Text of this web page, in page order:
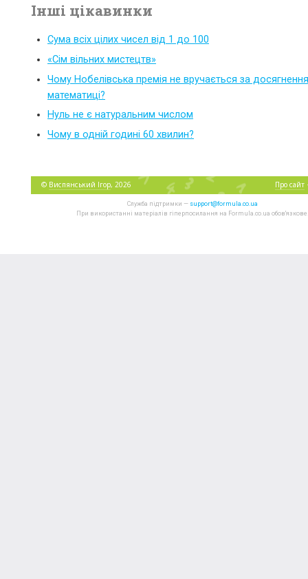
Інші цікавинки
Сума всіх цілих чисел від 1 до 100
«Сім вільних мистецтв»
Чому Нобелівська премія не вручається за
математиці?
Нуль не є натуральним числом
Чому в одній годині 60 хвилин?
© Виспянський Ігор, 2026 Про сайт
Служба підтримки — support@formula.co.ua
При використанні матеріалів гіперпосилання на Formula.co.ua обов'язкове.